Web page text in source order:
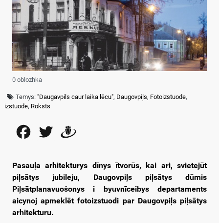
0 oblozhka
Temys:"Daugavpils caur laika lēcu", Daugovpiļs, Fotoizstuode,
izstuode, Roksts
FacebookTwitter
Pasauļa arhitekturys dīnys ītvorūs, kai ari, svietejūt
piļsātys jubileju, Daugovpiļs piļsātys dūmis
Piļsātplanavuošonys i byuvnīceibys departaments
aicynoj apmeklēt fotoizstuodi par Daugovpiļs piļsātys
arhitekturu.